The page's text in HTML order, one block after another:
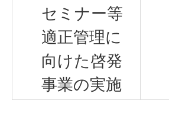
セミナー等
適正管理に
向けた啓発
事業の実施